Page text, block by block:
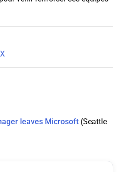
leaves Microsoft (Seattle